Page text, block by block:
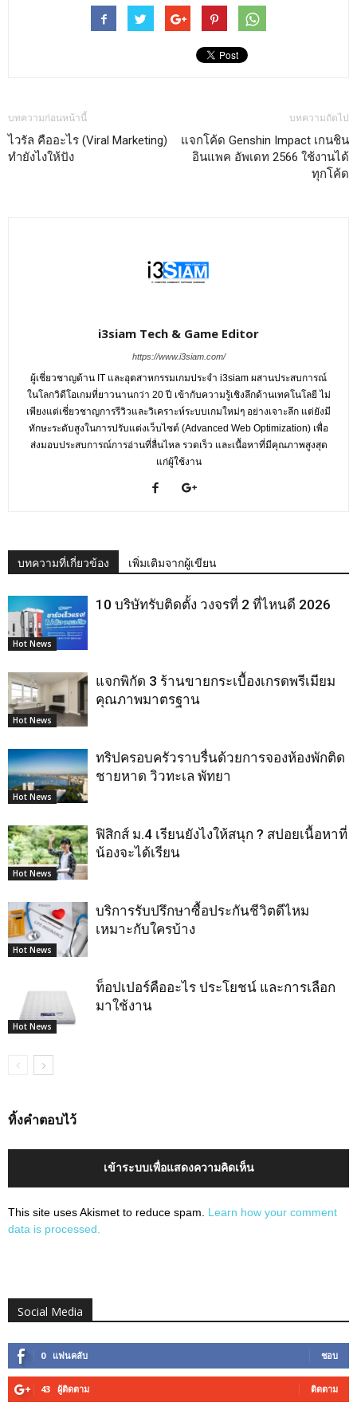
บทความก่อนหน้านี้
ไวรัล คืออะไร (Viral Marketing)
ทำยังไงให้ปัง
บทความถัดไป
แจกโค้ด Genshin Impact เกนชิน
อินแพค อัพเดท 2566 ใช้งานได้
ทุกโค้ด
i3siam Tech & Game Editor
https://www.i3siam.com/
ผู้เชี่ยวชาญด้าน IT และอุตสาหกรรมเกมประจำ i3siam ผสานประสบการณ์
ในโลกวิดีโอเกมที่ยาวนานกว่า 20 ปี เข้ากับความรู้เชิงลึกด้านเทคโนโลยี ไม่
เพียงแต่เชี่ยวชาญการรีวิวและวิเคราะห์ระบบเกมใหม่ๆ อย่างเจาะลึก แต่ยังมี
ทักษะระดับสูงในการปรับแต่งเว็บไซต์ (Advanced Web Optimization) เพื่อ
ส่งมอบประสบการณ์การอ่านที่ลื่นไหล รวดเร็ว และเนื้อหาที่มีคุณภาพสูงสุด
แก่ผู้ใช้งาน
บทความที่เกี่ยวข้อง เพิ่มเติมจากผู้เขียน
Hot News
10 บริษัทรับติดตั้ง วงจรที่ 2 ที่ไหนดี 2026
Hot News
แจกพิกัด 3 ร้านขายกระเบื้องเกรดพรีเมียม
คุณภาพมาตรฐาน
Hot News
ทริปครอบครัวราบรื่นด้วยการจองห้องพักติด
ชายหาด วิวทะเล พัทยา
Hot News
ฟิสิกส์ ม.4 เรียนยังไงให้สนุก ? สปอยเนื้อหาที่
น้องจะได้เรียน
Hot News
บริการรับปรึกษาซื้อประกันชีวิตดีไหม
เหมาะกับใครบ้าง
Hot News
ท็อปเปอร์คืออะไร ประโยชน์ และการเลือก
มาใช้งาน
ทิ้งคำตอบไว้
เข้าระบบเพื่อแสดงความคิดเห็น
This site uses Akismet to reduce spam. Learn how your comment
data is processed.
Social Media
0 แฟนคลับ ชอบ
43 ผู้ติดตาม ติดตาม